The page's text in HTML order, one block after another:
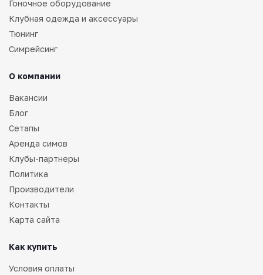
Гоночное оборудование
Клубная одежда и аксессуары
Тюнинг
Симрейсинг
О компании
Вакансии
Блог
Сетапы
Аренда симов
Клубы-партнеры
Политика
Производители
Контакты
Карта сайта
Как купить
Условия оплаты